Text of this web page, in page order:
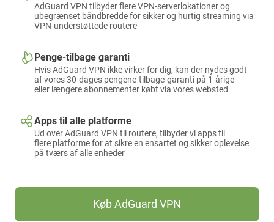
AdGuard VPN tilbyder flere VPN-serverlokationer og
ubegrænset båndbredde for sikker og hurtig streaming via
VPN-understøttede routere
Penge-tilbage garanti
Hvis AdGuard VPN ikke virker for dig, kan der nydes godt
af vores 30-dages pengene-tilbage-garanti på 1-årige
eller længere abonnementer købt via vores websted
Apps til alle platforme
Ud over AdGuard VPN til routere, tilbyder vi apps til
flere platforme for at sikre en ensartet og sikker oplevelse
på tværs af alle enheder
Køb AdGuard VPN